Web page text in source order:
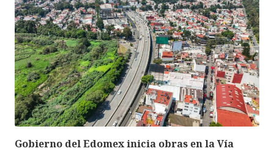
Gobierno del Edomex inicia obras en la Vía